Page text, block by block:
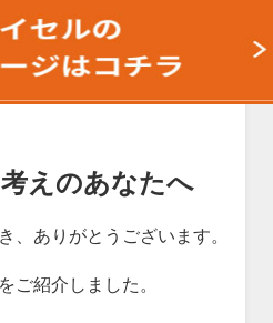
えのあなたへ
、ありがとうございます。
ご紹介しました。